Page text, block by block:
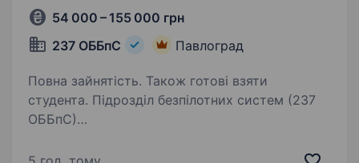
54 000 – 155 000 грн
237 ОББпС
Павлоград
Повна зайнятість. Також готові взяти
студента. Підрозділ безпілотних систем (237
ОББпС)
https://www.instagram.com/237obbps/ https://